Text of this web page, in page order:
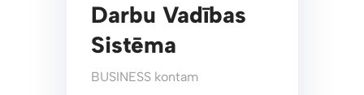
Darbu Vadības
Sistēma
BUSINESS kontam